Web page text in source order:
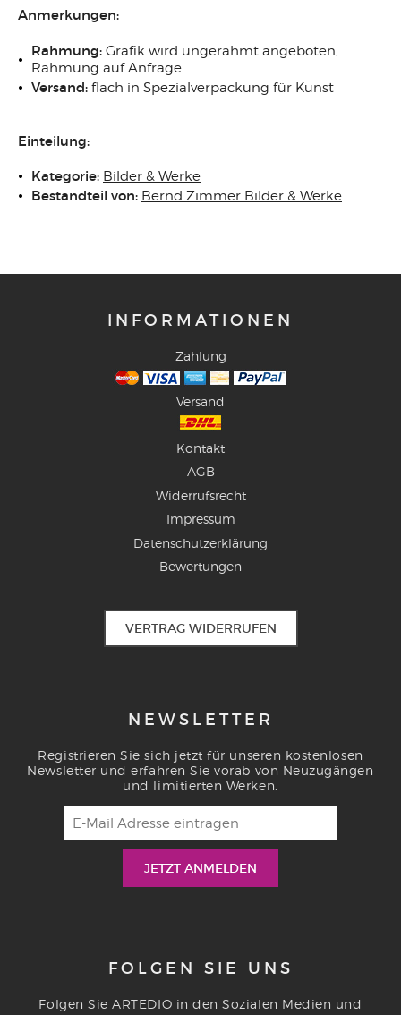
Anmerkungen:
Rahmung: Grafik wird ungerahmt angeboten,
Rahmung auf Anfrage
Versand: flach in Spezialverpackung für Kunst
Einteilung:
Kategorie: Bilder & Werke
Bestandteil von: Bernd Zimmer Bilder & Werke
INFORMATIONEN
Zahlung
Versand
Kontakt
AGB
Widerrufsrecht
Impressum
Datenschutzerklärung
Bewertungen
VERTRAG WIDERRUFEN
NEWSLETTER
Registrieren Sie sich jetzt für unseren kostenlosen
Newsletter und erfahren Sie vorab von Neuzugängen
und limitierten Werken.
FOLGEN SIE UNS
Folgen Sie ARTEDIO in den Sozialen Medien und